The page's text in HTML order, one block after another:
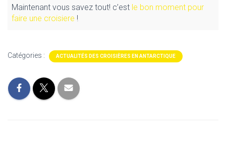
Maintenant vous savez tout! c’est le bon moment pour
faire une croisiere !
Catégories : ACTUALITÉS DES CROISIÈRES EN ANTARCTIQUE